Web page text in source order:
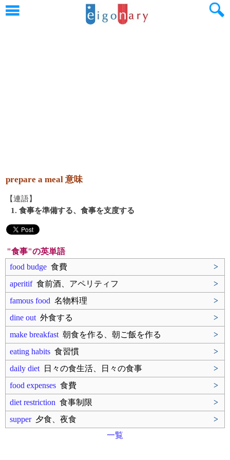
prepare a meal 意味
【連語】
1. 食事を準備する、食事を支度する
"食事"の英単語
food budge 食費
>
aperitif食前酒、アペリティフ
>
famous food 名物料理
>
dine out 外食する
>
make breakfast 朝食を作る、朝ご飯を作る
>
eating habits 食習慣
>
daily diet 日々の食生活、日々の食事
>
food expenses 食費
>
diet restriction 食事制限
>
supper夕食、夜食
>
一覧